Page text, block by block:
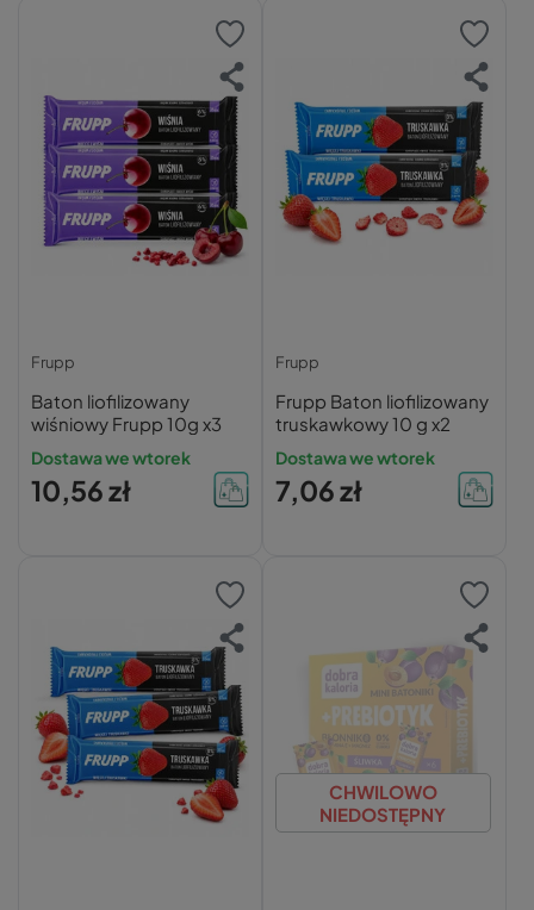
Frupp
Baton liofilizowany
wiśniowy Frupp 10g x3
Dostawa we wtorek
10,56 zł
Frupp
Frupp Baton liofilizowany
truskawkowy 10 g x2
Dostawa we wtorek
7,06 zł
CHWILOWO
NIEDOSTĘPNY